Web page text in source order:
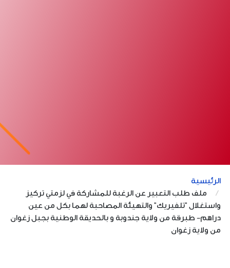
الرئيسية
ملف طلب التعبير عن الرغبة للمشاركة في لزمتي تركيز
واستغلال "تلفيريك" والتهيئة المصاحبة لهما بكل من عين
دراهم- طبرقة من ولاية جندوبة و بالحديقة الوطنية بجبل زغوان
من ولاية زغوان